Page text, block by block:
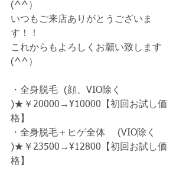
(^^）
いつもご来店ありがとうございま
す！！
これからもよろしくお願い致します
(^^）
・全身脱毛  (顔、VIO除く
)★￥20000→¥10000【初回お試し価
格】
・全身脱毛＋ヒゲ全体　 (VIO除く
)★￥23500→¥12800【初回お試し価
格】